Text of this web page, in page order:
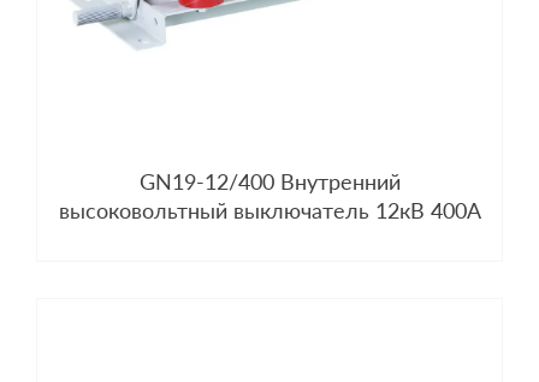
GN19-12/400 Внутренний
высоковольтный выключатель 12кВ 400А